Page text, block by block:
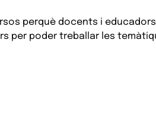
perquè docents i
per poder treballar les